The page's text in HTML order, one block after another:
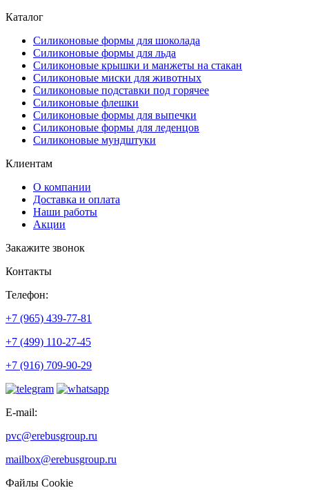
Каталог
Силиконовые формы для шоколада
Силиконовые формы для льда
Силиконовые крышки и манжеты на стакан
Силиконовые миски для животных
Силиконовые подставки под горячее
Силиконовые флешки
Силиконовые формы для выпечки
Силиконовые формы для леденцов
Силиконовые мундштуки
Клиентам
О компании
Доставка и оплата
Наши работы
Акции
Закажите звонок
Контакты
Телефон:
+7 (965) 439-77-81
+7 (499) 110-27-45
+7 (916) 709-90-29
E-mail:
pvc@erebusgroup.ru
mailbox@erebusgroup.ru
Файлы Cookie